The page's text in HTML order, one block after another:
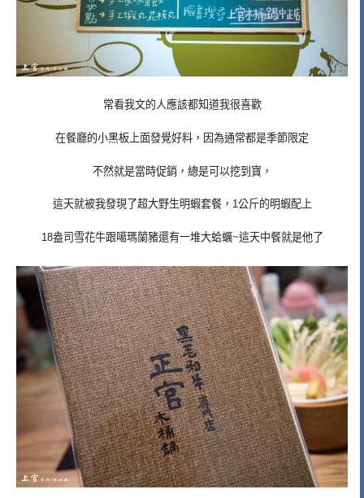
常看我文的人應該都知道我很喜歡
在餐廳的小黑板上面發覺好料，因為通常都是季節限定
不然就是當時促銷，總是可以挖到寶，
這天就被我發現了超大野生明蝦套餐，1公斤的明蝦配上
18盎司雪花牛跟噶瑪蘭豬還有一堆大蛤蠣~這天中餐就是他了